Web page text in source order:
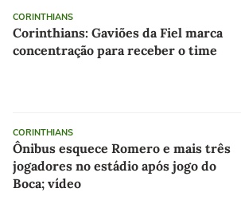
CORINTHIANS
Corinthians: Gaviões da Fiel marca
concentração para receber o time
CORINTHIANS
Ônibus esquece Romero e mais três
jogadores no estádio após jogo do
Boca; vídeo